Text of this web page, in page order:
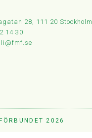
28, 111 20 Stockholm
14 30
2026